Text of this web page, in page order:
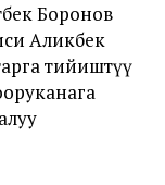
Боронов
Аликбек
тийиштүү